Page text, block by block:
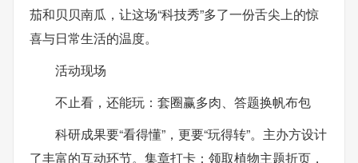
茄和贝贝南瓜，让这场“科技秀”多了一份舌尖上的惊
喜与日常生活的温度。
活动现场
不止看，还能玩：套圈赢多肉、答题换帆布包
科研成果要“看得懂”，更要“玩得转”。主办方设计
了丰富的互动环节。集章打卡：领取植物主题折页，